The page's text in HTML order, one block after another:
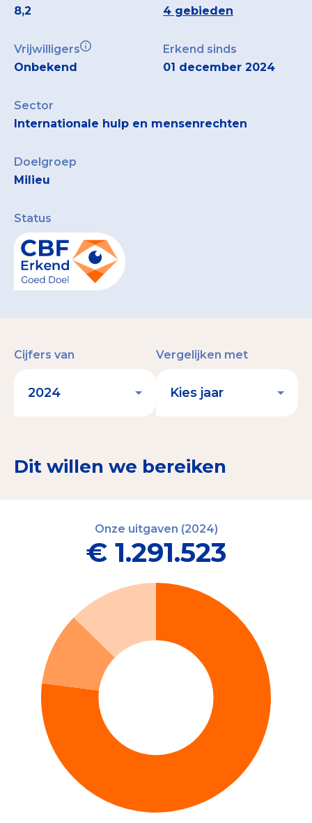
8,2
4 gebieden
Vrijwilligers
Onbekend
Erkend sinds
01 december 2024
Sector
Internationale hulp en mensenrechten
Doelgroep
Milieu
Status
Dit willen we bereiken
Cijfers van Vergelijken met
Onze uitgaven (2024)
€ 1.291.523